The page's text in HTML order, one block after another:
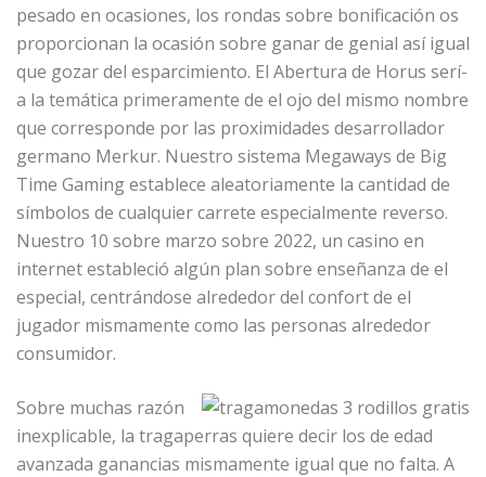
pesado en ocasiones, los rondas sobre bonificación os
proporcionan la ocasión sobre ganar de genial así­ igual
que gozar del esparcimiento. El Abertura de Horus serí­
a la temática primeramente de el ojo del mismo nombre
que corresponde por las proximidades desarrollador
germano Merkur. Nuestro sistema Megaways de Big
Time Gaming establece aleatoriamente la cantidad de
símbolos de cualquier carrete especialmente reverso.
Nuestro 10 sobre marzo sobre 2022, un casino en
internet estableció algún plan sobre enseñanza de el
especial, centrándose alrededor del confort de el
jugador mismamente­ como las personas alrededor
consumidor.
Sobre muchas razón
inexplicable, la tragaperras quiere decir los de edad
avanzada ganancias mismamente­ igual que no falta. A